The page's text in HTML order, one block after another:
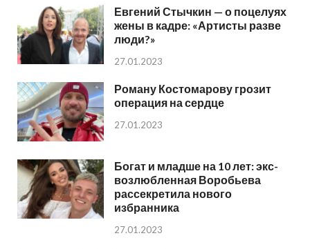
Евгений Стычкин — о поцелуях
жены в кадре: «Артисты разве
люди?»
27.01.2023
Роману Костомарову грозит
операция на сердце
27.01.2023
Богат и младше на 10 лет: экс-
возлюбленная Воробьева
рассекретила нового
избранника
27.01.2023